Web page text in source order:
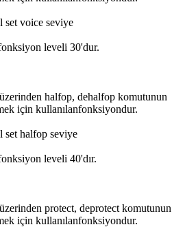
set voice seviye
leveli 30'dur.
halfop, dehalfop komutunun
için kullanılanfonksiyondur.
set halfop seviye
leveli 40'dır.
protect, deprotect komutunun
için kullanılanfonksiyondur.